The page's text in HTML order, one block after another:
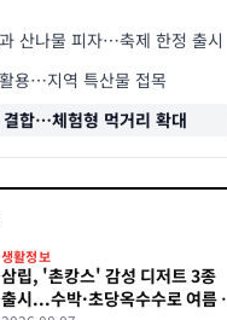
산나물 피자…축제 한정 출시
용…지역 특산물 접목
합…체험형 먹거리 확대
생활정보
삼립, '촌캉스' 감성 디저트 3종
출시...수박·초당옥수수로 여름